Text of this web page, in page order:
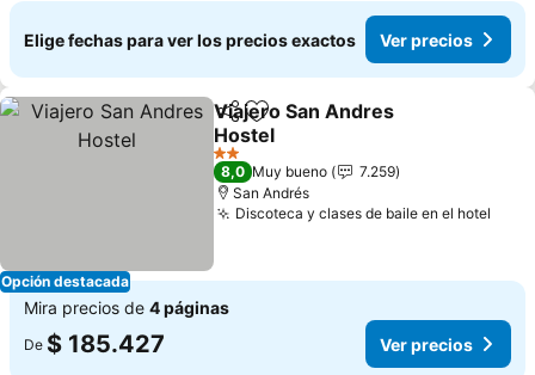
Elige fechas para ver los precios exactos Ver precios
Opción destacada
CompartirAgregar a favoritos
Viajero San Andres
Hostel
Ver precios
2 Estrellas
8,0 Muy bueno
7.259
San Andrés
Discoteca y clases de baile en el hotel
Mira precios de 4 páginas
De $ 185.427 Ver precios